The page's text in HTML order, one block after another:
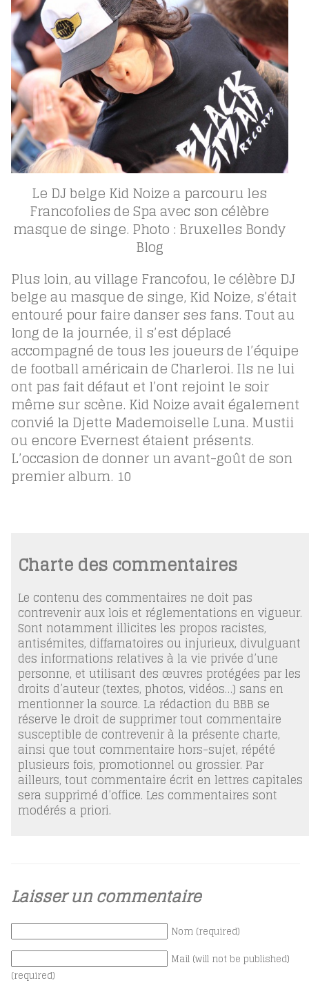
Le DJ belge Kid Noize a parcouru les
Francofolies de Spa avec son célèbre
masque de singe. Photo : Bruxelles Bondy
Blog
Plus loin, au village Francofou, le célèbre DJ
belge au masque de singe, Kid Noize, s’était
entouré pour faire danser ses fans. Tout au
long de la journée, il s’est déplacé
accompagné de tous les joueurs de l’équipe
de football américain de Charleroi. Ils ne lui
ont pas fait défaut et l’ont rejoint le soir
même sur scène. Kid Noize avait également
convié la Djette Mademoiselle Luna. Mustii
ou encore Evernest étaient présents.
L’occasion de donner un avant-goût de son
premier album. 10
Charte des commentaires
Le contenu des commentaires ne doit pas
contrevenir aux lois et réglementations en vigueur.
Sont notamment illicites les propos racistes,
antisémites, diffamatoires ou injurieux, divulguant
des informations relatives à la vie privée d’une
personne, et utilisant des œuvres protégées par les
droits d’auteur (textes, photos, vidéos…) sans en
mentionner la source. La rédaction du BBB se
réserve le droit de supprimer tout commentaire
susceptible de contrevenir à la présente charte,
ainsi que tout commentaire hors-sujet, répété
plusieurs fois, promotionnel ou grossier. Par
ailleurs, tout commentaire écrit en lettres capitales
sera supprimé d’office. Les commentaires sont
modérés a priori.
Laisser un commentaire
Nom (required)
Mail (will not be published)
(required)